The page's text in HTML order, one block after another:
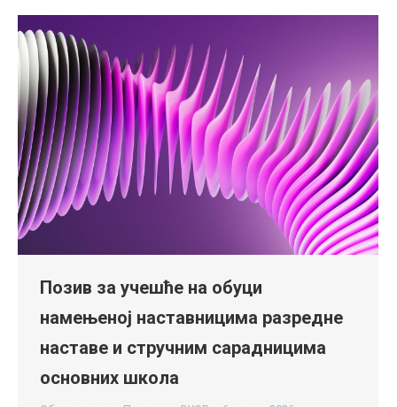
Позив за учешће на обуци
намењеној наставницима разредне
наставе и стручним сарадницима
основних школа